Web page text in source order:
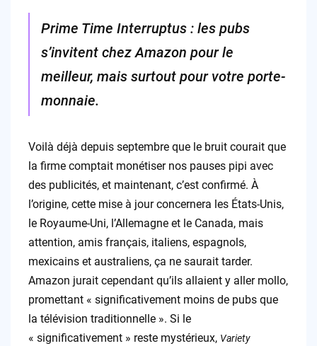
Prime Time Interruptus : les pubs
s’invitent chez Amazon pour le
meilleur, mais surtout pour votre porte-
monnaie.
Voilà déjà depuis septembre que le bruit courait que
la firme comptait monétiser nos pauses pipi avec
des publicités, et maintenant, c’est confirmé. À
l’origine, cette mise à jour concernera les États-Unis,
le Royaume-Uni, l’Allemagne et le Canada, mais
attention, amis français, italiens, espagnols,
mexicains et australiens, ça ne saurait tarder.
Amazon jurait cependant qu’ils allaient y aller mollo,
promettant « significativement moins de pubs que
la télévision traditionnelle ». Si le
« significativement » reste mystérieux, Variety